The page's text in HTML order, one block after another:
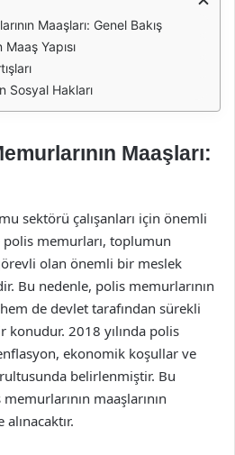
Maaşları: Genel Bakış
Maaş Yapısı
Sosyal Hakları
Maaşları:
sektörü çalışanları için önemli
memurları, toplumun
olan önemli bir meslek
Bu nedenle, polis memurlarının
de devlet tarafından sürekli
2018 yılında polis
ekonomik koşullar ve
belirlenmiştir. Bu
maaşlarının